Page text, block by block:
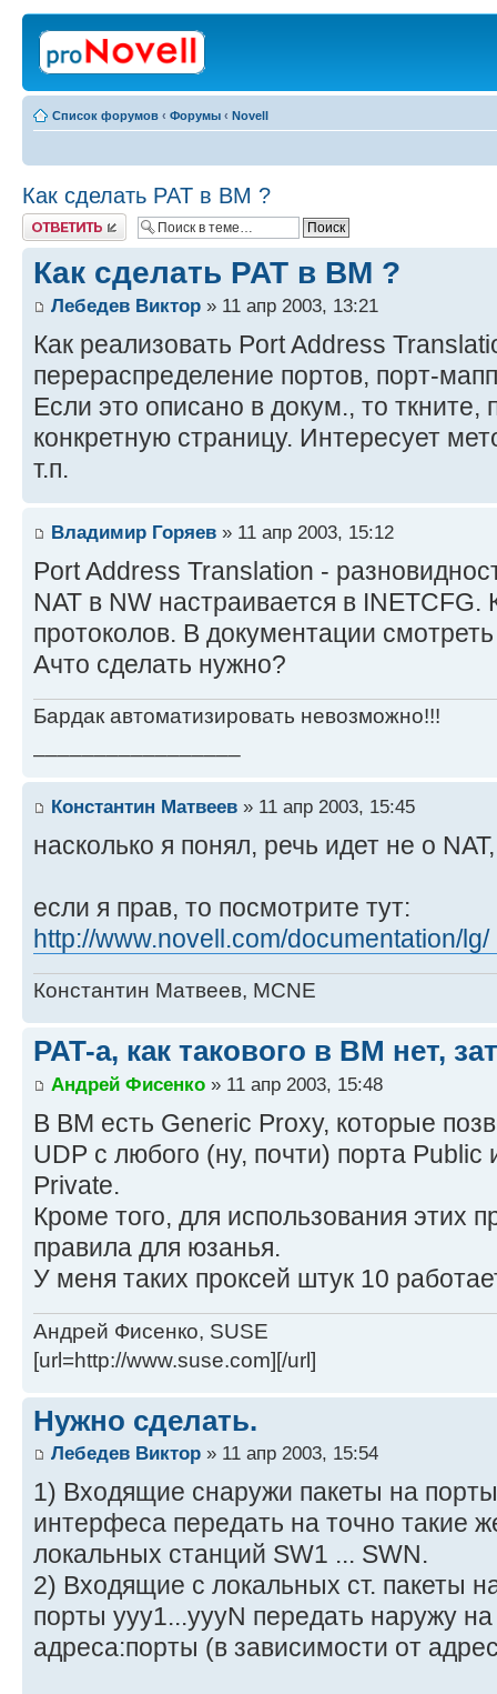
Список форумов ‹ Форумы ‹ Novell
Как сделать PAT в BM ?
Ответить
Как сделать PAT в BM ?
Лебедев Виктор » 11 апр 2003, 13:21
Как реализовать Port Address
перераспределение портов, порт-
Если это описано в докум., то
конкретную страницу. Интересует
т.п.
Владимир Горяев » 11 апр 2003, 15:12
Port Address Translation -
NAT в NW настраивается в INETCFG.
протоколов. В документации
Ачто сделать нужно?
Бардак автоматизировать невозможно!!!
Константин Матвеев » 11 апр 2003, 15:45
насколько я понял, речь идет не о
если я прав, то посмотрите тут:
http://www.novell.com/documentation/lg/
Константин Матвеев, MCNE
PAT-а, как такового в BM нет,
Андрей Фисенко » 11 апр 2003, 15:48
В ВМ есть Generic Proxy, которые
UDP с любого (ну, почти) порта
Private.
Кроме того, для использования этих
правила для юзанья.
У меня таких проксей штук 10
Андрей Фисенко, SUSE
[url=http://www.suse.com][/url]
Нужно сделать.
Лебедев Виктор » 11 апр 2003, 15:54
1) Входящие снаружи пакеты на
интерфеса передать на точно такие
локальных станций SW1 ... SWN.
2) Входящие с локальных ст. пакеты
порты yyy1...yyyN передать наружу
адреса:порты (в зависимости от